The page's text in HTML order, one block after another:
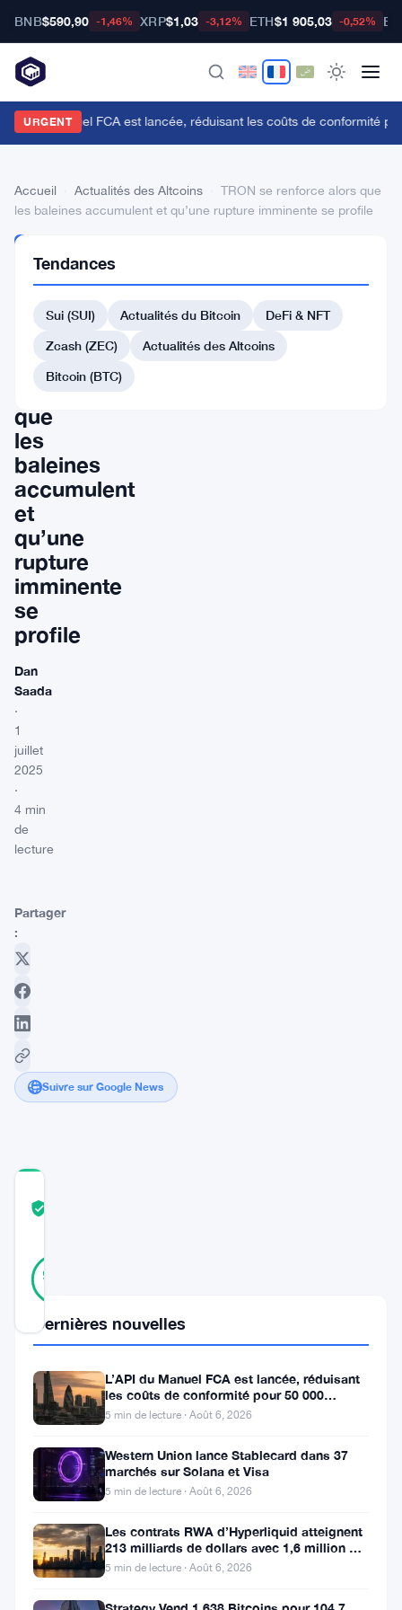
BNB$590,90 -1,46% XRP$1,03 -3,12% ETH$1 905,03 -0,52%
URGENT
du Manuel FCA est lancée, réduisant les coûts de conformité
Accueil Actualités des Altcoins
TRON se renforce alors que
les baleines accumulent et qu’une rupture imminente se profile
DES
ALTCOINS
TRON
renforce
que
les
baleines
accumulent
et
qu’une
rupture
imminente
se
profile
Dan
Saada
·
1
juillet
2025
·
4 min
de
lecture
Partager
:
Suivre sur Google News
97
TRX )
évolue
actuellement
dans
une
structure
Tendances
Sui (SUI) Actualités du Bitcoin
DeFi & NFT
Zcash (ZEC)
Actualités des Altcoins
Bitcoin (BTC)
Dernières nouvelles
L’API du Manuel FCA est lancée, réduisant
les coûts de conformité pour 50 000
entreprises britanniques
5 min de lecture · Août 6, 2026
Western Union lance Stablecard dans 37
marchés sur Solana et Visa
5 min de lecture · Août 6, 2026
Les contrats RWA d’Hyperliquid atteignent
213 milliards de dollars avec 1,6 million de
détenteurs
5 min de lecture · Août 6, 2026